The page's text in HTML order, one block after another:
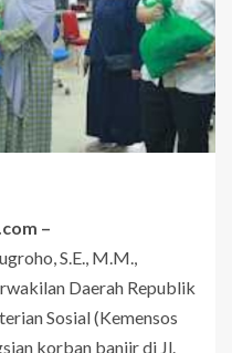
–
S.E., M.M.,
Daerah Republik
Sosial (Kemensos
korban banjir di Jl.